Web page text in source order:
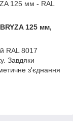
125 мм - RAL
125 мм,
RAL 8017
Завдяки
з'єднання